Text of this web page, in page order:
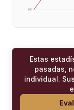
0%
Estas
pasadas,
individual.